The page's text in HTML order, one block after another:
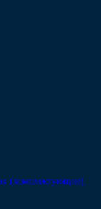
(комплектующие)